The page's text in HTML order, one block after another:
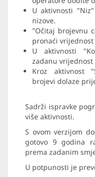
U aktivnosti
nizove.
"Očitaj brojevnu
pronaći
U aktivnosti
zadanu
Kroz aktivnost
brojevi dolaze
Sadrži ispravke
više aktivnosti.
S ovom verzijom
gotovo 9 godina
prema zadanim
U potpunosti je